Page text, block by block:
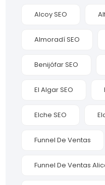
Alcoy SEO
Almoradí SEO
Benijófar SEO
El Algar SEO
Elche SEO
Funnel De Ventas
Funnel De Ventas